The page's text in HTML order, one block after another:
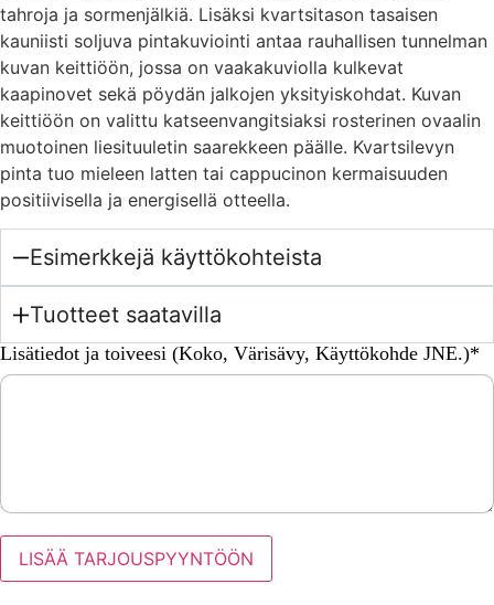
tahroja ja sormenjälkiä. Lisäksi kvartsitason tasaisen
kauniisti soljuva pintakuviointi antaa rauhallisen tunnelman
kuvan keittiöön, jossa on vaakakuviolla kulkevat
kaapinovet sekä pöydän jalkojen yksityiskohdat. Kuvan
keittiöön on valittu katseenvangitsiaksi rosterinen ovaalin
muotoinen liesituuletin saarekkeen päälle. Kvartsilevyn
pinta tuo mieleen latten tai cappucinon kermaisuuden
positiivisella ja energisellä otteella.
Esimerkkejä käyttökohteista
Tuotteet saatavilla
Lisätiedot ja toiveesi (Koko, Värisävy, Käyttökohde JNE.)*
LISÄÄ TARJOUSPYYNTÖÖN